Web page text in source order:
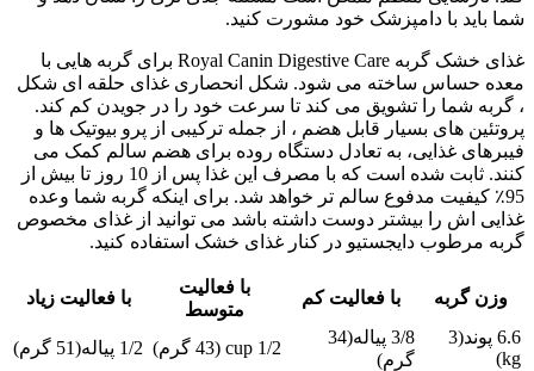
شما باید با دامپزشک خود مشورت کنید.
غذای خشک گربه Royal Canin Digestive Care برای گربه هایی با
معده حساس ساخته می شود. شکل انحصاری غذای حلقه ای شکل
، گربه شما را تشویق می کند تا سرعت خود را در جویدن کم کند.
پروتئین های بسیار قابل هضم ، از جمله ترکیبی از پرو بیوتیک ها و
فیبرهای غذایی، به تعادل دستگاه روده برای هضم سالم کمک می
کنند. ثابت شده است که با مصرف این غذا پس از 10 روز تا بیش از
95٪ کیفیت مدفوع سالم تر خواهد شد. برای اینکه گربه شما وعده
غذایی اش را بیشتر دوست داشته باشد می توانید از غذای مخصوص
گربه مرطوب دایجستیو در کنار غذای خشک استفاده کنید.
وزن گربه با فعالیت کم
با فعالیت
متوسط
با فعالیت زیاد
6.6 پوند(3
kg)
3/8 پیاله(34
گرم)
1/2 cup (43 گرم)
1/2 پیاله(51 گرم)